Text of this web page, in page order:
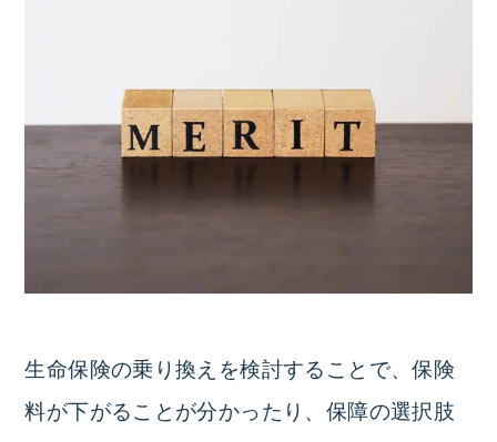
生命保険の乗り換えを検討することで、保険
料が下がることが分かったり、保障の選択肢